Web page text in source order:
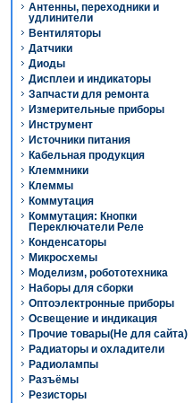
Антенны, переходники и
удлинители
Вентиляторы
Датчики
Диоды
Дисплеи и индикаторы
Запчасти для ремонта
Измерительные приборы
Инструмент
Источники питания
Кабельная продукция
Клеммники
Клеммы
Коммутация
Коммутация: Кнопки
Переключатели Реле
Конденсаторы
Микросхемы
Моделизм, робототехника
Наборы для сборки
Оптоэлектронные приборы
Освещение и индикация
Прочие товары(Не для сайта)
Радиаторы и охладители
Радиолампы
Разъёмы
Резисторы